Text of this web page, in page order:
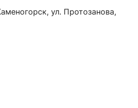
ул. Протозанова,